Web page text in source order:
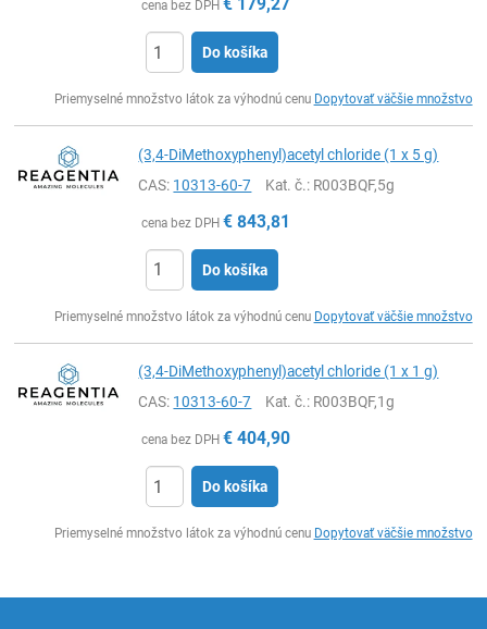
cena bez DPH € 179,27
Do košíka
Priemyselné množstvo látok za výhodnú cenu Dopytovať väčšie množstvo
(3,4-DiMethoxyphenyl)acetyl chloride (1 x 5 g)
CAS: 10313-60-7 Kat. č.: R003BQF,5g
cena bez DPH € 843,81
Do košíka
Priemyselné množstvo látok za výhodnú cenu Dopytovať väčšie množstvo
(3,4-DiMethoxyphenyl)acetyl chloride (1 x 1 g)
CAS: 10313-60-7 Kat. č.: R003BQF,1g
cena bez DPH € 404,90
Do košíka
Priemyselné množstvo látok za výhodnú cenu Dopytovať väčšie množstvo